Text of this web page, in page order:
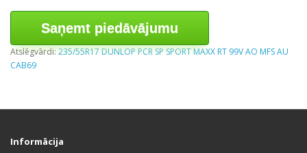
Saņemt piedāvājumu
Atslēgvārdi:235/55R17 DUNLOP PCR SP SPORT MAXX RT 99V AO MFS AU
CAB69
Informācija